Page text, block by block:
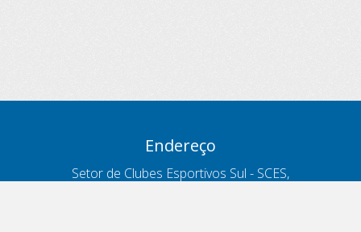
Endereço
Setor de Clubes Esportivos Sul - SCES,